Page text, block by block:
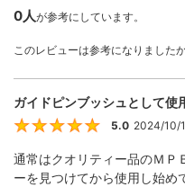
0人が参考にしています。
このレビューは参考になりました
ガイドピンブッシュとして使
5.0 2024/10/
通常はクオリティー品のＭＰ
ーを見つけてから使用し始め